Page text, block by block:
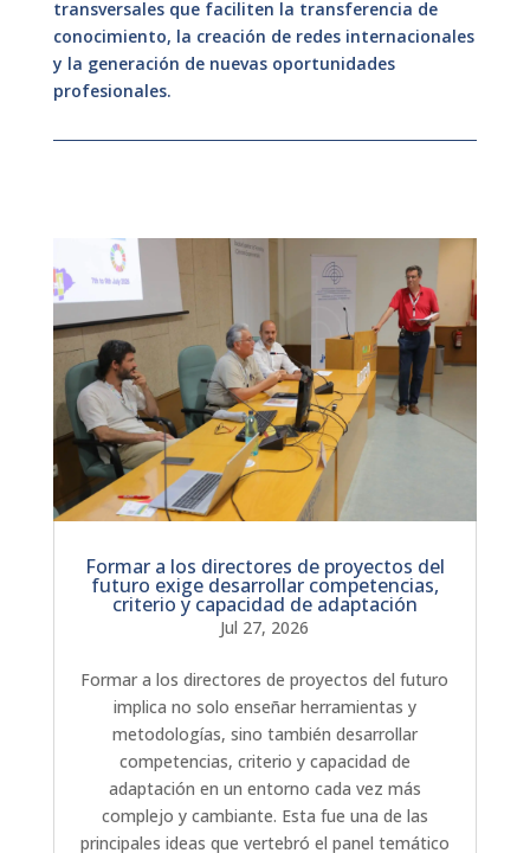
transversales que faciliten la transferencia de
conocimiento, la creación de redes internacionales
y la generación de nuevas oportunidades
profesionales.
Formar a los directores de proyectos del
futuro exige desarrollar competencias,
criterio y capacidad de adaptación
Jul 27, 2026
Formar a los directores de proyectos del futuro
implica no solo enseñar herramientas y
metodologías, sino también desarrollar
competencias, criterio y capacidad de
adaptación en un entorno cada vez más
complejo y cambiante. Esta fue una de las
principales ideas que vertebró el panel temático